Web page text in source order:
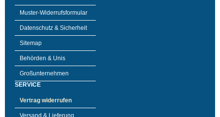
Muster-Widerrufsformular
Datenschutz & Sicherheit
Sitemap
Behörden & Unis
Großunternehmen
SERVICE
Vertrag widerrufen
Versand & Lieferung